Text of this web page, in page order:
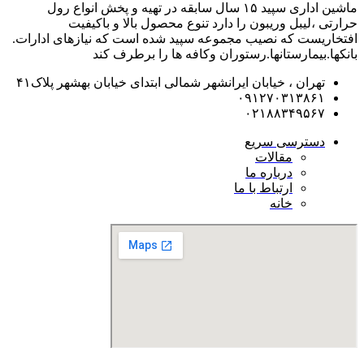
ماشین اداری سپید ۱۵ سال سابقه در تهیه و پخش انواع رول
حرارتی ،لیبل وریبون را دارد تنوع محصول بالا و باکیفیت
افتخاریست که نصیب مجموعه سپید شده است که نیازهای ادارات.
بانکها.بیمارستانها.رستوران و‌کافه ها را برطرف کند
تهران ، خیابان ایرانشهر شمالی ابتدای خیابان بهشهر پلاک۴۱
۰۹۱۲۷۰۳۱۳۸۶۱
۰۲۱۸۸۳۴۹۵۶۷
دسترسی سریع
مقالات
درباره ما
ارتباط با ما
خانه